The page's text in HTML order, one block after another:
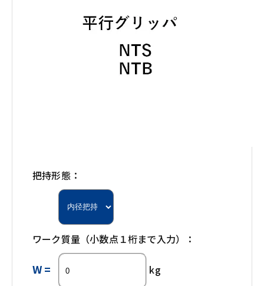
把持形態：
ワーク質量（小数点１桁まで入力）：
W = kg